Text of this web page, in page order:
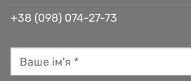
+38 (098) 074-27-73